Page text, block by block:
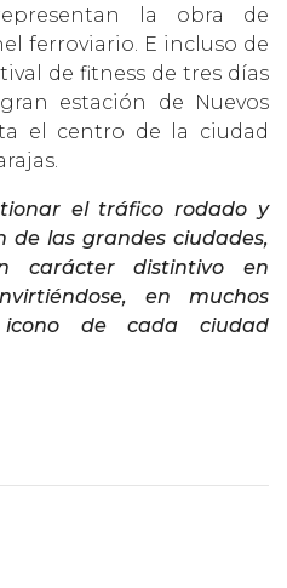
la obra de
ferroviario. E incluso de
de fitness de tres días
estación de Nuevos
el centro de la ciudad
el tráfico rodado y
de las grandes ciudades,
carácter distintivo en
en muchos
de cada ciudad